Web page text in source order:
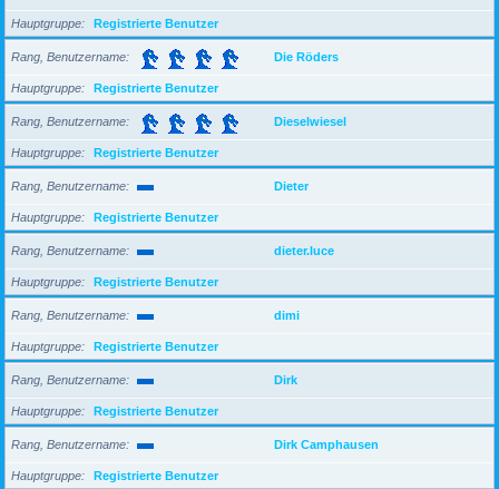
Hauptgruppe Registrierte Benutzer
Rang, Benutzername Die Röders
Hauptgruppe Registrierte Benutzer
Rang, Benutzername Dieselwiesel
Hauptgruppe Registrierte Benutzer
Rang, Benutzername Dieter
Hauptgruppe Registrierte Benutzer
Rang, Benutzername dieter.luce
Hauptgruppe Registrierte Benutzer
Rang, Benutzername dimi
Hauptgruppe Registrierte Benutzer
Rang, Benutzername Dirk
Hauptgruppe Registrierte Benutzer
Rang, Benutzername Dirk Camphausen
Hauptgruppe Registrierte Benutzer